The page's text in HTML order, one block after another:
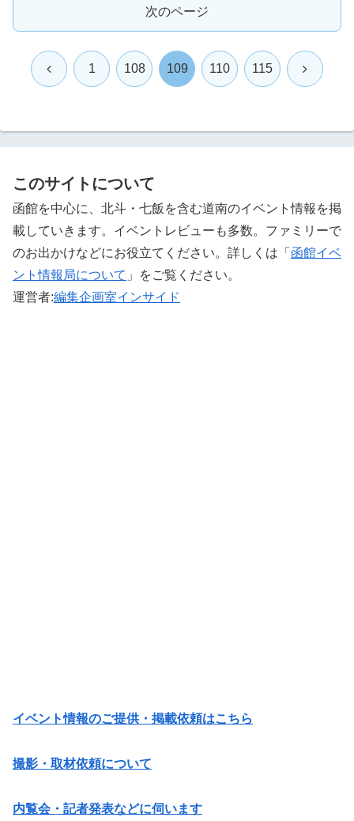
次のページ
前 1 108 109 110 115 次
このサイトについて
函館を中心に、北斗・七飯を含む道南のイベント情報を掲
載していきます。イベントレビューも多数。ファミリーで
のお出かけなどにお役立てください。詳しくは「 函館イベ
ント情報局について 」をご覧ください。 ‎
運営者:編集企画室インサイド
イベント情報のご提供・掲載依頼はこちら
撮影・取材依頼について
内覧会・記者発表などに伺います